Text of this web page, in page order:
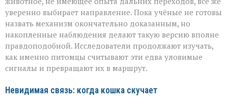
уверенно выбирает направление. Пока учёные не готовы
назвать механизм окончательно доказанным, но
накопленные наблюдения делают такую версию вполне
правдоподобной. Исследователи продолжают изучать,
как именно питомцы считывают эти едва уловимые
сигналы и превращают их в маршрут.
Невидимая связь: когда кошка скучает